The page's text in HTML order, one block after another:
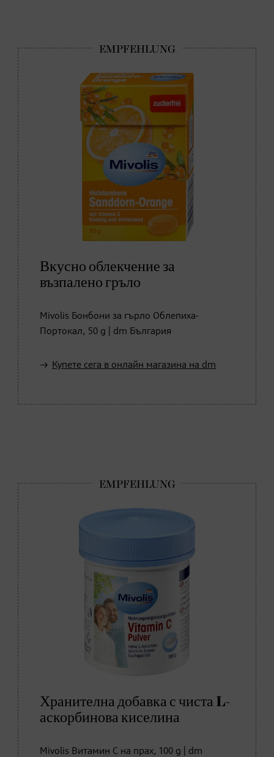
Вкусно облекчение за
възпалено гръло
Mivolis Бонбони за гърло Облепиха-
Портокал, 50 g | dm България
Купете сега в онлайн магазина на dm
Хранителна добавка с чиста L-
аскорбинова киселина
Mivolis Витамин С на прах, 100 g | dm